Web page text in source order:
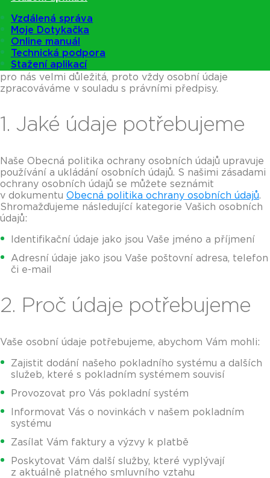
Vzdálená správa
Moje Dotykačka
Online manuál
Technická podpora
Stažení aplikací
Prohlédněte si také GDPR funkce v Dotykačce.
Společnost Dotykačka ČR s.r.o. je správcem a také
zpracovatelem osobních údajů, které nám Vy, jako
subjekt údajů poskytnete. Ochrana osobních údajů je
pro nás velmi důležitá, proto vždy osobní údaje
zpracováváme v souladu s právními předpisy.
1. Jaké údaje potřebujeme
Naše Obecná politika ochrany osobních údajů upravuje
používání a ukládání osobních údajů. S našimi zásadami
ochrany osobních údajů se můžete seznámit
v dokumentu Obecná politika ochrany osobních údajů.
Shromažďujeme následující kategorie Vašich osobních
údajů:
Identifikační údaje jako jsou Vaše jméno a příjmení
Adresní údaje jako jsou Vaše poštovní adresa, telefon
či e-mail
2. Proč údaje potřebujeme
Vaše osobní údaje potřebujeme, abychom Vám mohli:
Zajistit dodání našeho pokladního systému a dalších
služeb, které s pokladním systémem souvisí
Provozovat pro Vás pokladní systém
Informovat Vás o novinkách v našem pokladním
systému
Zasílat Vám faktury a výzvy k platbě
Poskytovat Vám další služby, které vyplývají
z aktuálně platného smluvního vztahu